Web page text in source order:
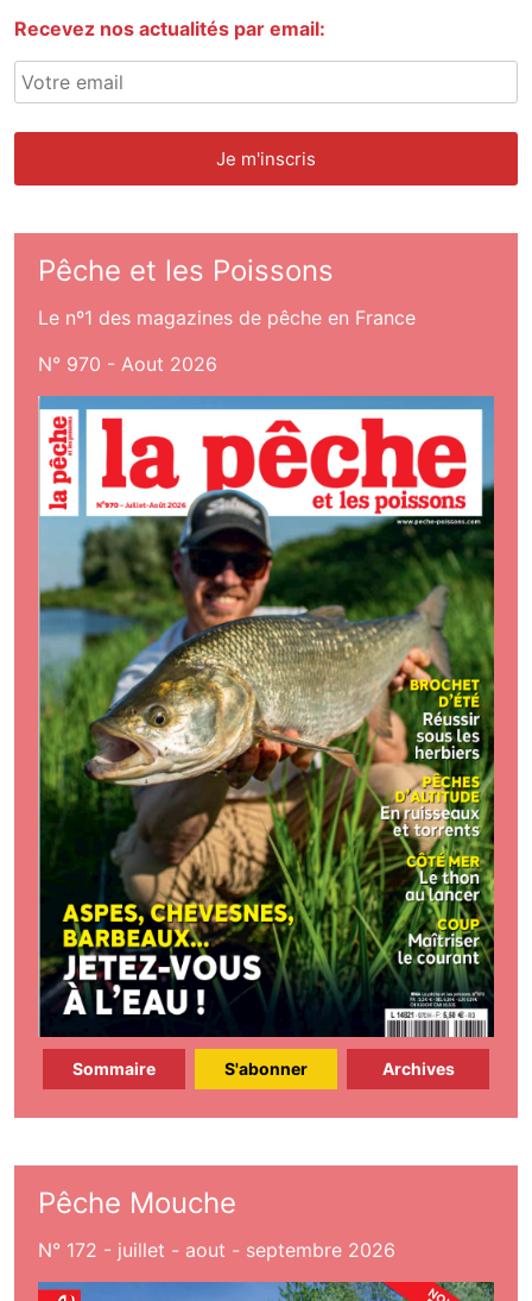
Recevez nos actualités par email:
Pêche et les Poissons
Le nº1 des magazines de pêche en France
N° 970 - Aout 2026
Sommaire S'abonner Archives
Pêche Mouche
N° 172 - juillet - aout - septembre 2026